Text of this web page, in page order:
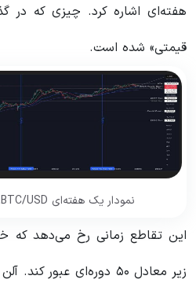
هفته‌ای اشاره کرد. چیزی که در
قیمتی» شده است.
نمودار یک هفته‌ای BTC/USD. منبع: Keith Alan/X
زیر معادل ۵۰ دوره‌ای